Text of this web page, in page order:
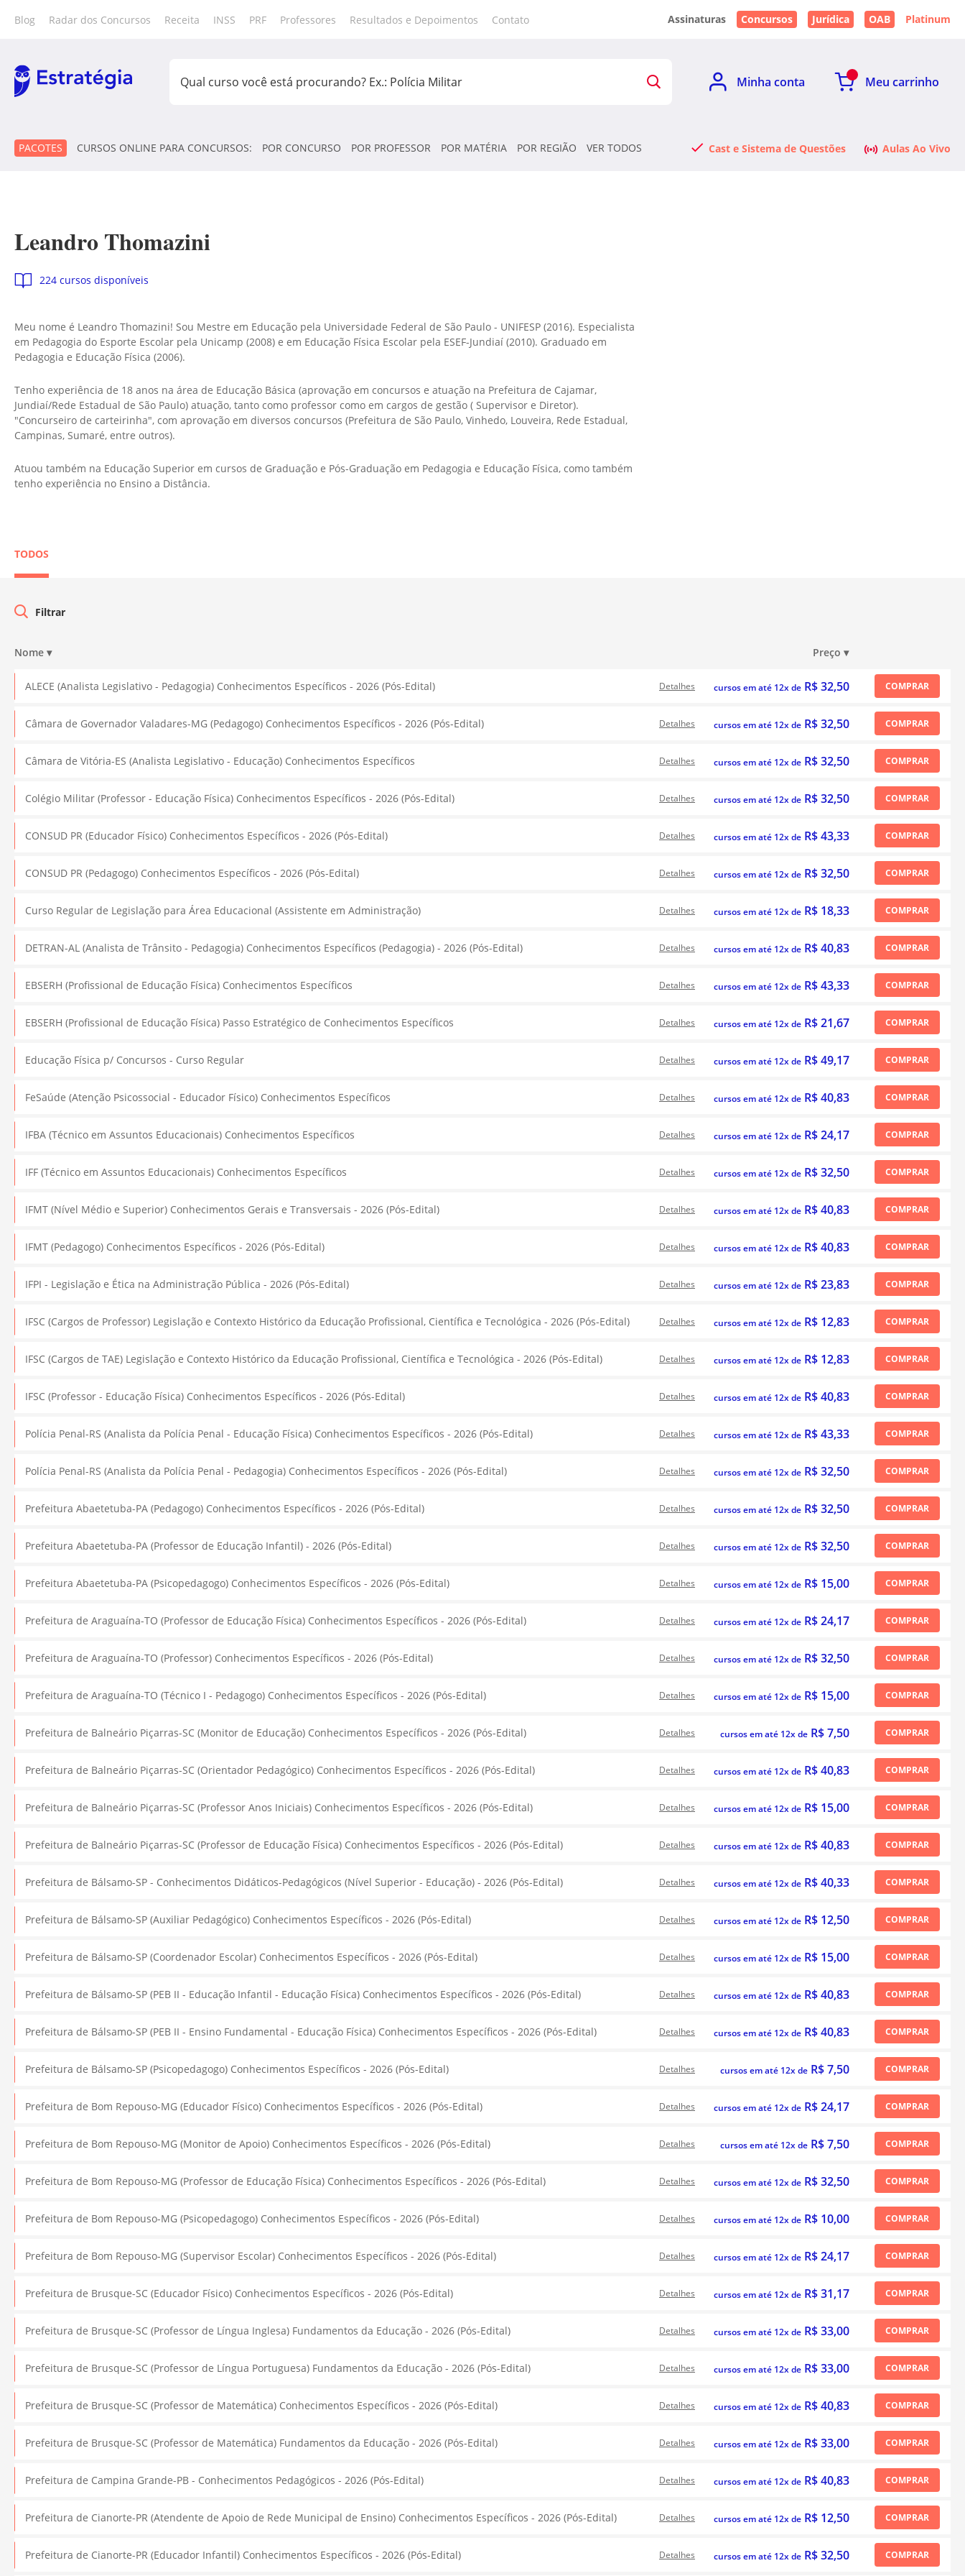
Blog Radar dos Concursos Receita INSS PRF Professores Resultados e Depoimentos Contato Assinaturas Concursos Jurídica OAB Platinum
Minha conta Meu carrinho
PACOTES CURSOS ONLINE PARA CONCURSOS: POR CONCURSO POR PROFESSOR POR MATÉRIA POR REGIÃO VER TODOS Cast e Sistema de Questões Aulas Ao Vivo
Leandro Thomazini
224 cursos disponíveis
Meu nome é Leandro Thomazini! Sou Mestre em Educação pela Universidade Federal de São Paulo - UNIFESP (2016). Especialista
em Pedagogia do Esporte Escolar pela Unicamp (2008) e em Educação Física Escolar pela ESEF-Jundiaí (2010). Graduado em
Pedagogia e Educação Física (2006).
Tenho experiência de 18 anos na área de Educação Básica (aprovação em concursos e atuação na Prefeitura de Cajamar,
Jundiaí/Rede Estadual de São Paulo) atuação, tanto como professor como em cargos de gestão ( Supervisor e Diretor).
"Concurseiro de carteirinha", com aprovação em diversos concursos (Prefeitura de São Paulo, Vinhedo, Louveira, Rede Estadual,
Campinas, Sumaré, entre outros).
Atuou também na Educação Superior em cursos de Graduação e Pós-Graduação em Pedagogia e Educação Física, como também
tenho experiência no Ensino a Distância.
TODOS
Nome ▾ Preço ▾
ALECE (Analista Legislativo - Pedagogia) Conhecimentos Específicos - 2026 (Pós-Edital) Detalhes cursos em até 12x de R$ 32,50 COMPRAR
Câmara de Governador Valadares-MG (Pedagogo) Conhecimentos Específicos - 2026 (Pós-Edital) Detalhes cursos em até 12x de R$ 32,50 COMPRAR
Câmara de Vitória-ES (Analista Legislativo - Educação) Conhecimentos Específicos Detalhes cursos em até 12x de R$ 32,50 COMPRAR
Colégio Militar (Professor - Educação Física) Conhecimentos Específicos - 2026 (Pós-Edital) Detalhes cursos em até 12x de R$ 32,50 COMPRAR
CONSUD PR (Educador Físico) Conhecimentos Específicos - 2026 (Pós-Edital) Detalhes cursos em até 12x de R$ 43,33 COMPRAR
CONSUD PR (Pedagogo) Conhecimentos Específicos - 2026 (Pós-Edital) Detalhes cursos em até 12x de R$ 32,50 COMPRAR
Curso Regular de Legislação para Área Educacional (Assistente em Administração) Detalhes cursos em até 12x de R$ 18,33 COMPRAR
DETRAN-AL (Analista de Trânsito - Pedagogia) Conhecimentos Específicos (Pedagogia) - 2026 (Pós-Edital) Detalhes cursos em até 12x de R$ 40,83 COMPRAR
EBSERH (Profissional de Educação Física) Conhecimentos Específicos Detalhes cursos em até 12x de R$ 43,33 COMPRAR
EBSERH (Profissional de Educação Física) Passo Estratégico de Conhecimentos Específicos Detalhes cursos em até 12x de R$ 21,67 COMPRAR
Educação Física p/ Concursos - Curso Regular Detalhes cursos em até 12x de R$ 49,17 COMPRAR
FeSaúde (Atenção Psicossocial - Educador Físico) Conhecimentos Específicos Detalhes cursos em até 12x de R$ 40,83 COMPRAR
IFBA (Técnico em Assuntos Educacionais) Conhecimentos Específicos Detalhes cursos em até 12x de R$ 24,17 COMPRAR
IFF (Técnico em Assuntos Educacionais) Conhecimentos Específicos Detalhes cursos em até 12x de R$ 32,50 COMPRAR
IFMT (Nível Médio e Superior) Conhecimentos Gerais e Transversais - 2026 (Pós-Edital) Detalhes cursos em até 12x de R$ 40,83 COMPRAR
IFMT (Pedagogo) Conhecimentos Específicos - 2026 (Pós-Edital) Detalhes cursos em até 12x de R$ 40,83 COMPRAR
IFPI - Legislação e Ética na Administração Pública - 2026 (Pós-Edital) Detalhes cursos em até 12x de R$ 23,83 COMPRAR
IFSC (Cargos de Professor) Legislação e Contexto Histórico da Educação Profissional, Científica e Tecnológica - 2026 (Pós-Edital) Detalhes cursos em até 12x de R$ 12,83 COMPRAR
IFSC (Cargos de TAE) Legislação e Contexto Histórico da Educação Profissional, Científica e Tecnológica - 2026 (Pós-Edital) Detalhes cursos em até 12x de R$ 12,83 COMPRAR
IFSC (Professor - Educação Física) Conhecimentos Específicos - 2026 (Pós-Edital) Detalhes cursos em até 12x de R$ 40,83 COMPRAR
Polícia Penal-RS (Analista da Polícia Penal - Educação Física) Conhecimentos Específicos - 2026 (Pós-Edital) Detalhes cursos em até 12x de R$ 43,33 COMPRAR
Polícia Penal-RS (Analista da Polícia Penal - Pedagogia) Conhecimentos Específicos - 2026 (Pós-Edital) Detalhes cursos em até 12x de R$ 32,50 COMPRAR
Prefeitura Abaetetuba-PA (Pedagogo) Conhecimentos Específicos - 2026 (Pós-Edital) Detalhes cursos em até 12x de R$ 32,50 COMPRAR
Prefeitura Abaetetuba-PA (Professor de Educação Infantil) - 2026 (Pós-Edital) Detalhes cursos em até 12x de R$ 32,50 COMPRAR
Prefeitura Abaetetuba-PA (Psicopedagogo) Conhecimentos Específicos - 2026 (Pós-Edital) Detalhes cursos em até 12x de R$ 15,00 COMPRAR
Prefeitura de Araguaína-TO (Professor de Educação Física) Conhecimentos Específicos - 2026 (Pós-Edital) Detalhes cursos em até 12x de R$ 24,17 COMPRAR
Prefeitura de Araguaína-TO (Professor) Conhecimentos Específicos - 2026 (Pós-Edital) Detalhes cursos em até 12x de R$ 32,50 COMPRAR
Prefeitura de Araguaína-TO (Técnico I - Pedagogo) Conhecimentos Específicos - 2026 (Pós-Edital) Detalhes cursos em até 12x de R$ 15,00 COMPRAR
Prefeitura de Balneário Piçarras-SC (Monitor de Educação) Conhecimentos Específicos - 2026 (Pós-Edital) Detalhes cursos em até 12x de R$ 7,50 COMPRAR
Prefeitura de Balneário Piçarras-SC (Orientador Pedagógico) Conhecimentos Específicos - 2026 (Pós-Edital) Detalhes cursos em até 12x de R$ 40,83 COMPRAR
Prefeitura de Balneário Piçarras-SC (Professor Anos Iniciais) Conhecimentos Específicos - 2026 (Pós-Edital) Detalhes cursos em até 12x de R$ 15,00 COMPRAR
Prefeitura de Balneário Piçarras-SC (Professor de Educação Física) Conhecimentos Específicos - 2026 (Pós-Edital) Detalhes cursos em até 12x de R$ 40,83 COMPRAR
Prefeitura de Bálsamo-SP - Conhecimentos Didáticos-Pedagógicos (Nível Superior - Educação) - 2026 (Pós-Edital) Detalhes cursos em até 12x de R$ 40,33 COMPRAR
Prefeitura de Bálsamo-SP (Auxiliar Pedagógico) Conhecimentos Específicos - 2026 (Pós-Edital) Detalhes cursos em até 12x de R$ 12,50 COMPRAR
Prefeitura de Bálsamo-SP (Coordenador Escolar) Conhecimentos Específicos - 2026 (Pós-Edital) Detalhes cursos em até 12x de R$ 15,00 COMPRAR
Prefeitura de Bálsamo-SP (PEB II - Educação Infantil - Educação Física) Conhecimentos Específicos - 2026 (Pós-Edital) Detalhes cursos em até 12x de R$ 40,83 COMPRAR
Prefeitura de Bálsamo-SP (PEB II - Ensino Fundamental - Educação Física) Conhecimentos Específicos - 2026 (Pós-Edital) Detalhes cursos em até 12x de R$ 40,83 COMPRAR
Prefeitura de Bálsamo-SP (Psicopedagogo) Conhecimentos Específicos - 2026 (Pós-Edital) Detalhes cursos em até 12x de R$ 7,50 COMPRAR
Prefeitura de Bom Repouso-MG (Educador Físico) Conhecimentos Específicos - 2026 (Pós-Edital) Detalhes cursos em até 12x de R$ 24,17 COMPRAR
Prefeitura de Bom Repouso-MG (Monitor de Apoio) Conhecimentos Específicos - 2026 (Pós-Edital) Detalhes cursos em até 12x de R$ 7,50 COMPRAR
Prefeitura de Bom Repouso-MG (Professor de Educação Física) Conhecimentos Específicos - 2026 (Pós-Edital) Detalhes cursos em até 12x de R$ 32,50 COMPRAR
Prefeitura de Bom Repouso-MG (Psicopedagogo) Conhecimentos Específicos - 2026 (Pós-Edital) Detalhes cursos em até 12x de R$ 10,00 COMPRAR
Prefeitura de Bom Repouso-MG (Supervisor Escolar) Conhecimentos Específicos - 2026 (Pós-Edital) Detalhes cursos em até 12x de R$ 24,17 COMPRAR
Prefeitura de Brusque-SC (Educador Físico) Conhecimentos Específicos - 2026 (Pós-Edital) Detalhes cursos em até 12x de R$ 31,17 COMPRAR
Prefeitura de Brusque-SC (Professor de Língua Inglesa) Fundamentos da Educação - 2026 (Pós-Edital) Detalhes cursos em até 12x de R$ 33,00 COMPRAR
Prefeitura de Brusque-SC (Professor de Língua Portuguesa) Fundamentos da Educação - 2026 (Pós-Edital) Detalhes cursos em até 12x de R$ 33,00 COMPRAR
Prefeitura de Brusque-SC (Professor de Matemática) Conhecimentos Específicos - 2026 (Pós-Edital) Detalhes cursos em até 12x de R$ 40,83 COMPRAR
Prefeitura de Brusque-SC (Professor de Matemática) Fundamentos da Educação - 2026 (Pós-Edital) Detalhes cursos em até 12x de R$ 33,00 COMPRAR
Prefeitura de Campina Grande-PB - Conhecimentos Pedagógicos - 2026 (Pós-Edital) Detalhes cursos em até 12x de R$ 40,83 COMPRAR
Prefeitura de Cianorte-PR (Atendente de Apoio de Rede Municipal de Ensino) Conhecimentos Específicos - 2026 (Pós-Edital) Detalhes cursos em até 12x de R$ 12,50 COMPRAR
Prefeitura de Cianorte-PR (Educador Infantil) Conhecimentos Específicos - 2026 (Pós-Edital) Detalhes cursos em até 12x de R$ 32,50 COMPRAR